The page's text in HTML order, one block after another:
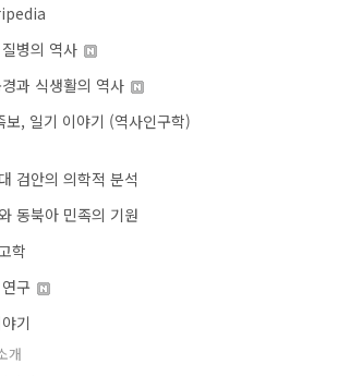
병의 역사
과 식생활의 역사
보, 일기 이야기 (역사인구학)
검안의 의학적 분석
동북아 민족의 기원
학
구
기
개